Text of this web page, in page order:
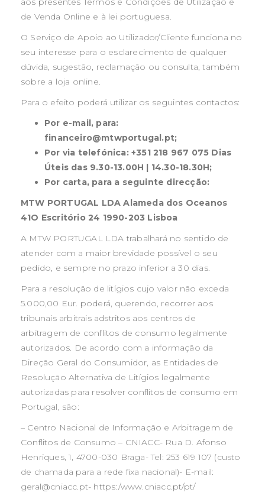
de Venda Online e à lei portuguesa.
O Serviço de Apoio ao Utilizador/Cliente funciona no
seu interesse para o esclarecimento de qualquer
dúvida, sugestão, reclamação ou consulta, também
sobre a loja online.
Para o efeito poderá utilizar os seguintes contactos:
Por e-mail, para:
financeiro@mtwportugal.pt;
Por via telefónica: +351 218 967 075 Dias
Úteis das 9.30-13.00H | 14.30-18.30H;
Por carta, para a seguinte direcção:
MTW PORTUGAL LDA Alameda dos Oceanos
41O Escritório 24 1990-203 Lisboa
A MTW PORTUGAL LDA trabalhará no sentido de
atender com a maior brevidade possível o seu
pedido, e sempre no prazo inferior a 30 dias.
Para a resolução de litígios cujo valor não exceda
5.000,00 Eur. poderá, querendo, recorrer aos
tribunais arbitrais adstritos aos centros de
arbitragem de conflitos de consumo legalmente
autorizados. De acordo com a informação da
Direção Geral do Consumidor, as Entidades de
Resolução Alternativa de Litígios legalmente
autorizadas para resolver conflitos de consumo em
Portugal, são:
– Centro Nacional de Informação e Arbitragem de
Conflitos de Consumo – CNIACC- Rua D. Afonso
Henriques, 1, 4700-030 Braga- Tel: 253 619 107 (custo
de chamada para a rede fixa nacional)- E-mail:
geral@cniacc.pt- https:/www.cniacc.pt/pt/